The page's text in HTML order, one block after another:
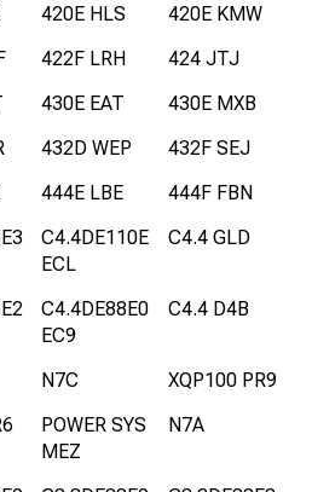
420E HLS
420E KMW
422F LRH
424 JTJ
430E EAT
430E MXB
432D WEP
432F SEJ
444E LBE
444F FBN
C4.4DE110E
ECL
C4.4 GLD
C4.4DE88E0
EC9
C4.4 D4B
N7C
XQP100 PR9
POWER SYS
MEZ
N7A